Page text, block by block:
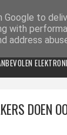
DOEN
to
with
address